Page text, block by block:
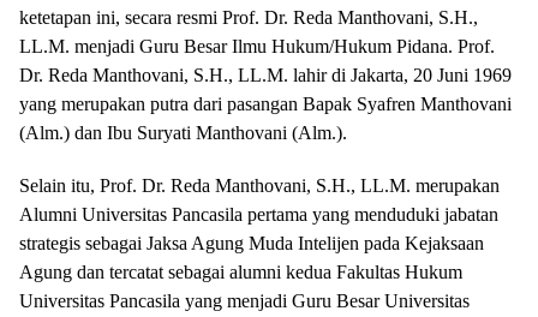
ketetapan ini, secara resmi Prof. Dr. Reda Manthovani, S.H.,
LL.M. menjadi Guru Besar Ilmu Hukum/Hukum Pidana. Prof.
Dr. Reda Manthovani, S.H., LL.M. lahir di Jakarta, 20 Juni 1969
yang merupakan putra dari pasangan Bapak Syafren Manthovani
(Alm.) dan Ibu Suryati Manthovani (Alm.).
Selain itu, Prof. Dr. Reda Manthovani, S.H., LL.M. merupakan
Alumni Universitas Pancasila pertama yang menduduki jabatan
strategis sebagai Jaksa Agung Muda Intelijen pada Kejaksaan
Agung dan tercatat sebagai alumni kedua Fakultas Hukum
Universitas Pancasila yang menjadi Guru Besar Universitas